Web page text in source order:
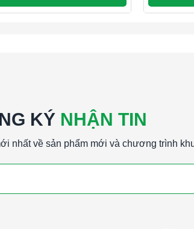
KÝ NHẬN TIN
nhất về sản phẩm mới và chương trình